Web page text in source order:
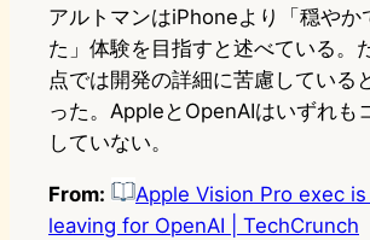
アルトマンはiPhoneより「穏やか
た」体験を目指すと述べている。
点では開発の詳細に苦慮している
った。AppleとOpenAIはいずれも
していない。
From:
Apple Vision Pro exec
leaving for OpenAI | TechCrunch